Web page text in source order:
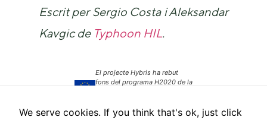
Escrit per Sergio Costa i Aleksandar
Kavgic de Typhoon HIL.
El projecte Hybris ha rebut
fons del programa H2020 de la
We serve cookies. If you think that's ok, just click